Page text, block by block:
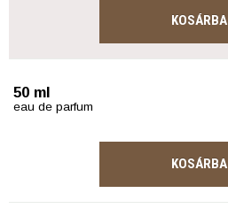
KOSÁRBA
50 ml
eau de parfum
KOSÁRBA